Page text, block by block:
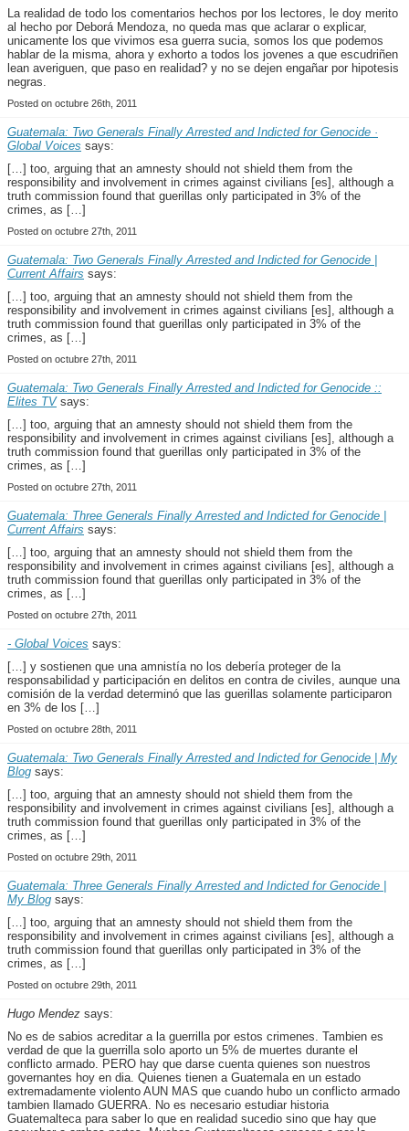
La realidad de todo los comentarios hechos por los lectores, le doy merito
al hecho por Deborá Mendoza, no queda mas que aclarar o explicar,
unicamente los que vivimos esa guerra sucia, somos los que podemos
hablar de la misma, ahora y exhorto a todos los jovenes a que escudriñen
lean averiguen, que paso en realidad? y no se dejen engañar por hipotesis
negras.
Posted on octubre 26th, 2011
Guatemala: Two Generals Finally Arrested and Indicted for Genocide ·
Global Voices says:
[…] too, arguing that an amnesty should not shield them from the
responsibility and involvement in crimes against civilians [es], although a
truth commission found that guerillas only participated in 3% of the
crimes, as […]
Posted on octubre 27th, 2011
Guatemala: Two Generals Finally Arrested and Indicted for Genocide |
Current Affairs says:
[…] too, arguing that an amnesty should not shield them from the
responsibility and involvement in crimes against civilians [es], although a
truth commission found that guerillas only participated in 3% of the
crimes, as […]
Posted on octubre 27th, 2011
Guatemala: Two Generals Finally Arrested and Indicted for Genocide ::
Elites TVsays:
[…] too, arguing that an amnesty should not shield them from the
responsibility and involvement in crimes against civilians [es], although a
truth commission found that guerillas only participated in 3% of the
crimes, as […]
Posted on octubre 27th, 2011
Guatemala: Three Generals Finally Arrested and Indicted for Genocide |
Current Affairs says:
[…] too, arguing that an amnesty should not shield them from the
responsibility and involvement in crimes against civilians [es], although a
truth commission found that guerillas only participated in 3% of the
crimes, as […]
Posted on octubre 27th, 2011
- Global Voices says:
[…] y sostienen que una amnistía no los debería proteger de la
responsabilidad y participación en delitos en contra de civiles, aunque una
comisión de la verdad determinó que las guerillas solamente participaron
en 3% de los […]
Posted on octubre 28th, 2011
Guatemala: Two Generals Finally Arrested and Indicted for Genocide | My
Blog says:
[…] too, arguing that an amnesty should not shield them from the
responsibility and involvement in crimes against civilians [es], although a
truth commission found that guerillas only participated in 3% of the
crimes, as […]
Posted on octubre 29th, 2011
Guatemala: Three Generals Finally Arrested and Indicted for Genocide |
My Blog says:
[…] too, arguing that an amnesty should not shield them from the
responsibility and involvement in crimes against civilians [es], although a
truth commission found that guerillas only participated in 3% of the
crimes, as […]
Posted on octubre 29th, 2011
Hugo Mendez says:
No es de sabios acreditar a la guerrilla por estos crimenes. Tambien es
verdad de que la guerrilla solo aporto un 5% de muertes durante el
conflicto armado. PERO hay que darse cuenta quienes son nuestros
governantes hoy en dia. Quienes tienen a Guatemala en un estado
extremadamente violento AUN MAS que cuando hubo un conflicto armado
tambien llamado GUERRA. No es necesario estudiar historia
Guatemalteca para saber lo que en realidad sucedio sino que hay que